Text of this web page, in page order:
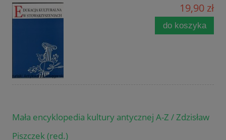
19,90 zł
do koszyka
Mała encyklopedia kultury antycznej A-Z / Zdzisław
Piszczek (red.)